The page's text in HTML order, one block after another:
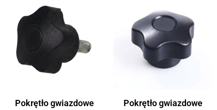
Pokrętło gwiazdowe
Pokrętło gwiazdowe